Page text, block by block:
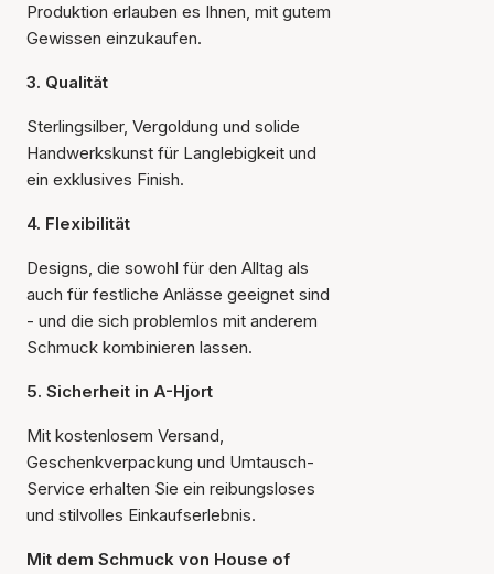
Produktion erlauben es Ihnen, mit gutem
Gewissen einzukaufen.
3. Qualität
Sterlingsilber, Vergoldung und solide
Handwerkskunst für Langlebigkeit und
ein exklusives Finish.
4. Flexibilität
Designs, die sowohl für den Alltag als
auch für festliche Anlässe geeignet sind
- und die sich problemlos mit anderem
Schmuck kombinieren lassen.
5. Sicherheit in A-Hjort
Mit kostenlosem Versand,
Geschenkverpackung und Umtausch-
Service erhalten Sie ein reibungsloses
und stilvolles Einkaufserlebnis.
Mit dem Schmuck von House of